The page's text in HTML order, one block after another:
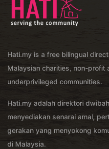
Hati.my is a free bilingual
Malaysian charities, non-profit
underprivileged communities.
Hati.my adalah direktori
menyediakan senarai amal,
gerakan yang menyokong
di Malaysia.